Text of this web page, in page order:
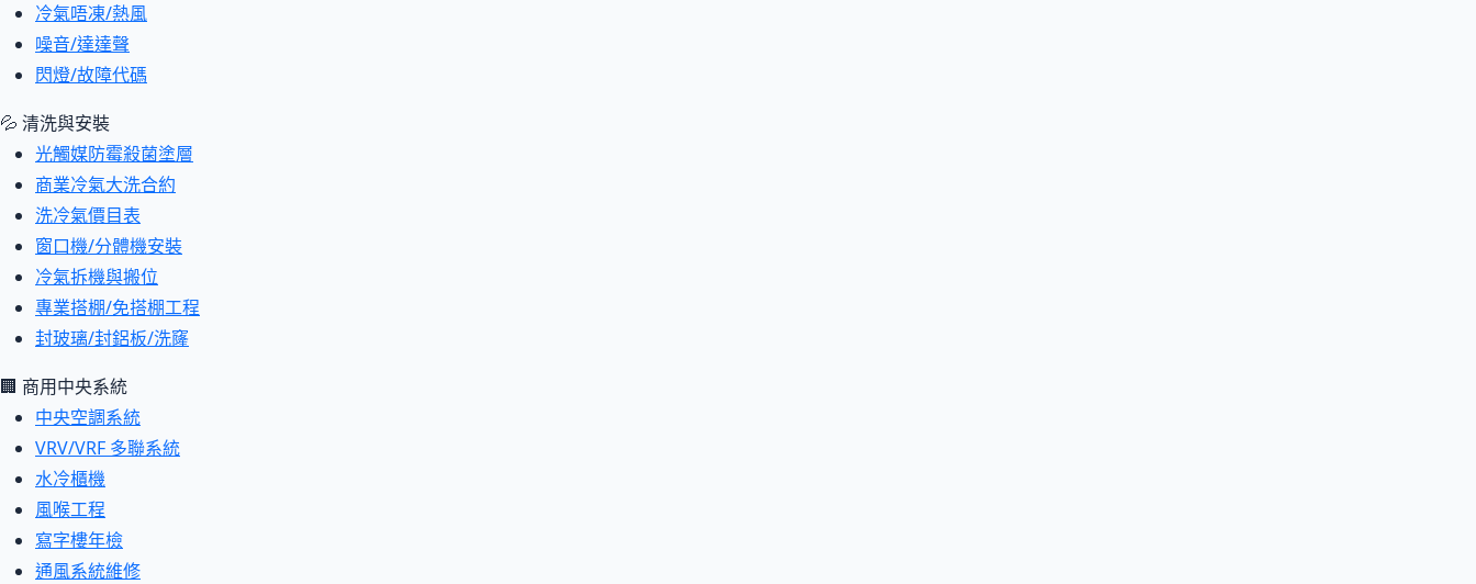
冷氣唔凍/熱風
噪音/達達聲
閃燈/故障代碼
💦 清洗與安裝
光觸媒防霉殺菌塗層
商業冷氣大洗合約
洗冷氣價目表
窗口機/分體機安裝
冷氣拆機與搬位
專業搭棚/免搭棚工程
封玻璃/封鋁板/洗窿
🏢 商用中央系統
中央空調系統
VRV/VRF 多聯系統
水冷櫃機
風喉工程
寫字樓年檢
通風系統維修